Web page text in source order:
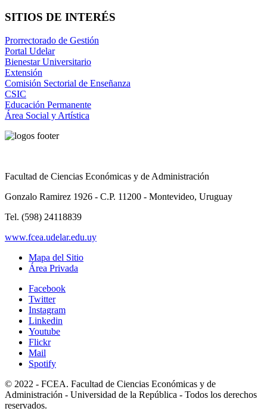
SITIOS DE INTERÉS
Prorrectorado de Gestión
Portal Udelar
Bienestar Universitario
Extensión
Comisión Sectorial de Enseñanza
CSIC
Educación Permanente
Área Social y Artística
Facultad de Ciencias Económicas y de Administración
Gonzalo Ramirez 1926 - C.P. 11200 - Montevideo, Uruguay
Tel. (598) 24118839
www.fcea.udelar.edu.uy
Mapa del Sitio
Área Privada
Facebook
Twitter
Instagram
Linkedin
Youtube
Flickr
Mail
Spotify
© 2022 - FCEA. Facultad de Ciencias Económicas y de
Administración - Universidad de la República - Todos los derechos
reservados.